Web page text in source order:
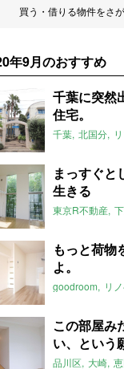
買う・借りる物件をさ
年9月のおすすめ
千葉に突然
住宅。
千葉 北国分
まっすぐと
生きる
東京R不動産
もっと荷物
よ。
goodroom リ
この部屋み
い、という
品川区 大崎